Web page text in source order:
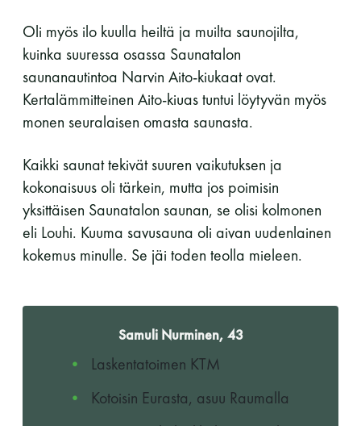
Oli myös ilo kuulla heiltä ja muilta saunojilta,
kuinka suuressa osassa Saunatalon
saunanautintoa Narvin Aito-kiukaat ovat.
Kertalämmitteinen Aito-kiuas tuntui löytyvän myös
monen seuralaisen omasta saunasta.
Kaikki saunat tekivät suuren vaikutuksen ja
kokonaisuus oli tärkein, mutta jos poimisin
yksittäisen Saunatalon saunan, se olisi kolmonen
eli Louhi. Kuuma savusauna oli aivan uudenlainen
kokemus minulle. Se jäi toden teolla mieleen.
Samuli Nurminen, 43
Laskentatoimen KTM
Kotoisin Eurasta, asuu Raumalla